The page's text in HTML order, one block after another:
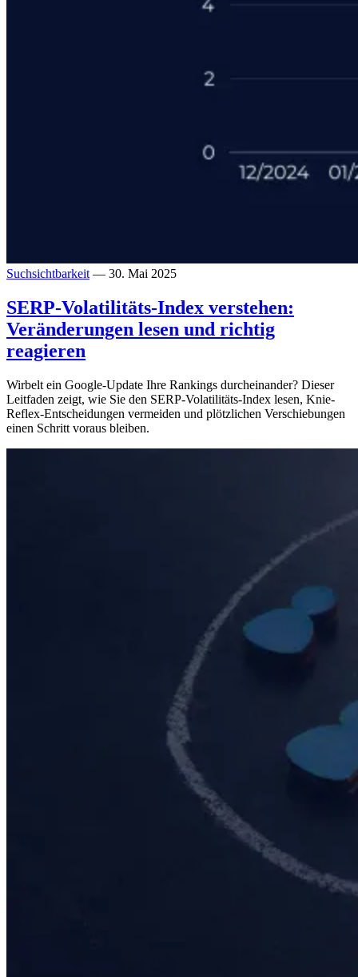
Suchsichtbarkeit — 30. Mai 2025
SERP-Volatilitäts-Index verstehen:
Veränderungen lesen und richtig
reagieren
Wirbelt ein Google-Update Ihre Rankings durcheinander? Dieser
Leitfaden zeigt, wie Sie den SERP-Volatilitäts-Index lesen, Knie-
Reflex-Entscheidungen vermeiden und plötzlichen Verschiebungen
einen Schritt voraus bleiben.